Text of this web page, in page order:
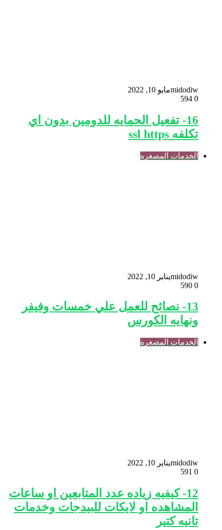
midodiwمايو 10, 2022
0
16- تفعيل الحمايه للدومين بدون اي
تكلفه ssl https
الخدمات المصغره
midodiwيناير 10, 2022
0
13- نصائح للعمل علي خمسات وفيفر
ونهايه الكورس
الخدمات المصغره
midodiwيناير 10, 2022
0
12- كيفيه زياده عدد المتابعين او ساعات
المشاهده او لايكات للبيدجات وخدمات
تانيه كتير